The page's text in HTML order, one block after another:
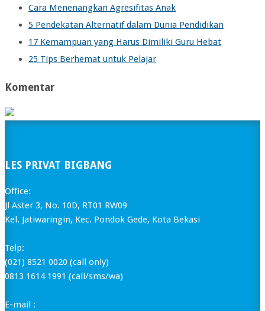
Cara Menenangkan Agresifitas Anak
5 Pendekatan Alternatif dalam Dunia Pendidikan
17 Kemampuan yang Harus Dimiliki Guru Hebat
25 Tips Berhemat untuk Pelajar
Komentar
LES PRIVAT BIGBANG
Office:
Jl Aster 3, No. 10D, RT01 RW09
Kel. Jatiwaringin, Kec. Pondok Gede, Kota Bekasi
Telp:
(021) 8521 0020 (call only)
0813 1614 1991 (call/sms/wa)
E-mail :